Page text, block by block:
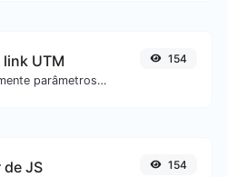
UTM
Adicione facilmente parâmetros UTM válidos e gere um link rastreável UTM.
154
JS 154